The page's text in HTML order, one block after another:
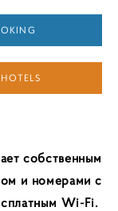
собственным
и номерами с
Wi-Fi.